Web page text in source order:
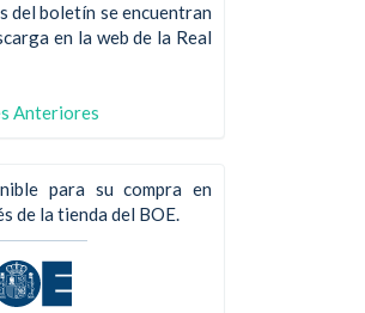
del boletín se encuentran
en la web de la Real
Anteriores
para su compra en
de la tienda del BOE.